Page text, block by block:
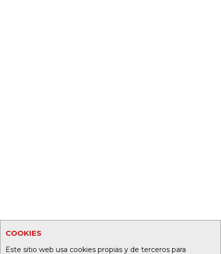
COOKIES
Este sitio web usa cookies propias y de terceros para